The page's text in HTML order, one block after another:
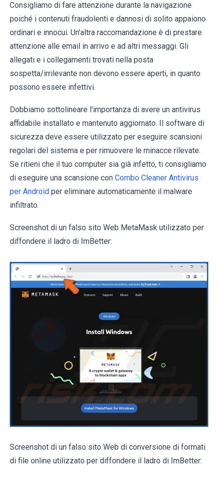
Consigliamo di fare attenzione durante la navigazione
poiché i contenuti fraudolenti e dannosi di solito appaiono
ordinari e innocui. Un'altra raccomandazione è di prestare
attenzione alle email in arrivo e ad altri messaggi. Gli
allegati e i collegamenti trovati nella posta
sospetta/irrilevante non devono essere aperti, in quanto
possono essere infettivi.
Dobbiamo sottolineare l'importanza di avere un antivirus
affidabile installato e mantenuto aggiornato. Il software di
sicurezza deve essere utilizzato per eseguire scansioni
regolari del sistema e per rimuovere le minacce rilevate.
Se ritieni che il tuo computer sia già infetto, ti consigliamo
di eseguire una scansione con Combo Cleaner Antivirus
per Android per eliminare automaticamente il malware
infiltrato.
Screenshot di un falso sito Web MetaMask utilizzato per
diffondere il ladro di ImBetter:
Screenshot di un falso sito Web di conversione di formati
di file online utilizzato per diffondere il ladro di ImBetter: